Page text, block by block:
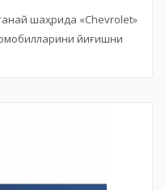
шаҳрида «Chevrolet»
йиғишни